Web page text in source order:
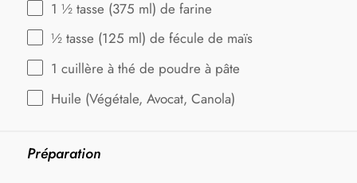
1 ½ tasse (375 ml) de farine
½ tasse (125 ml) de fécule de maïs
1 cuillère à thé de poudre à pâte
Huile (Végétale, Avocat, Canola)
Préparation